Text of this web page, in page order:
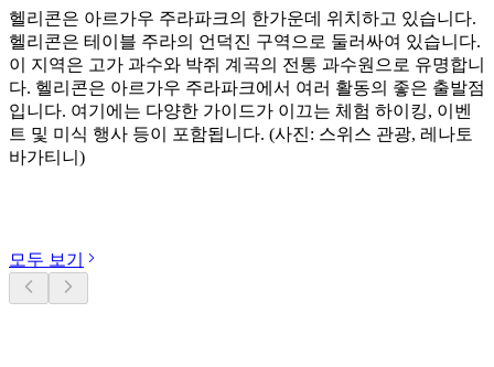
헬리콘은 아르가우 주라파크의 한가운데 위치하고 있습니다.
헬리콘은 테이블 주라의 언덕진 구역으로 둘러싸여 있습니다.
이 지역은 고가 과수와 박쥐 계곡의 전통 과수원으로 유명합니
다. 헬리콘은 아르가우 주라파크에서 여러 활동의 좋은 출발점
입니다. 여기에는 다양한 가이드가 이끄는 체험 하이킹, 이벤
트 및 미식 행사 등이 포함됩니다. (사진: 스위스 관광, 레나토
바가티니)
모두 보기